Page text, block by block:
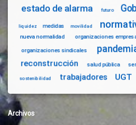
estado de alarma futuro
liquidez medidas movilidad
nueva normalidad organizaciones
organizaciones sindicales
reconstrucción salud pública
sostenibilidad trabajadores UGT
Archivos